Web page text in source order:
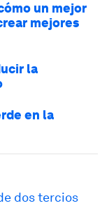
un mejor
mejores
la
en la
dos tercios